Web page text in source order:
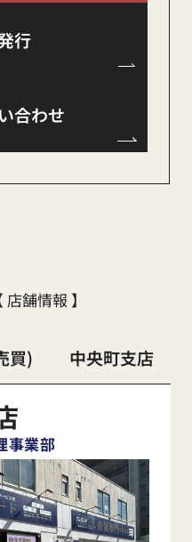
業のお知
を年末年始休業と
）～2026年1
）
）～2026年1
）
行
合わせ
店舗情報 】
買) 中央町支店
事業部